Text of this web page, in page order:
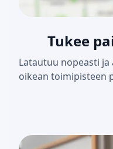
Tukee
Latautuu nopeasti
oikean toimipisteen